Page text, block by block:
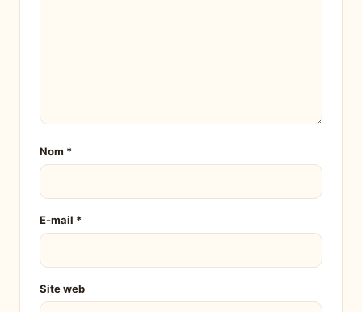
Nom *
E-mail *
Site web